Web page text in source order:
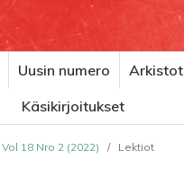
Uusin numero Arkistot
Käsikirjoitukset
Vol 18 Nro 2 (2022) / Lektiot